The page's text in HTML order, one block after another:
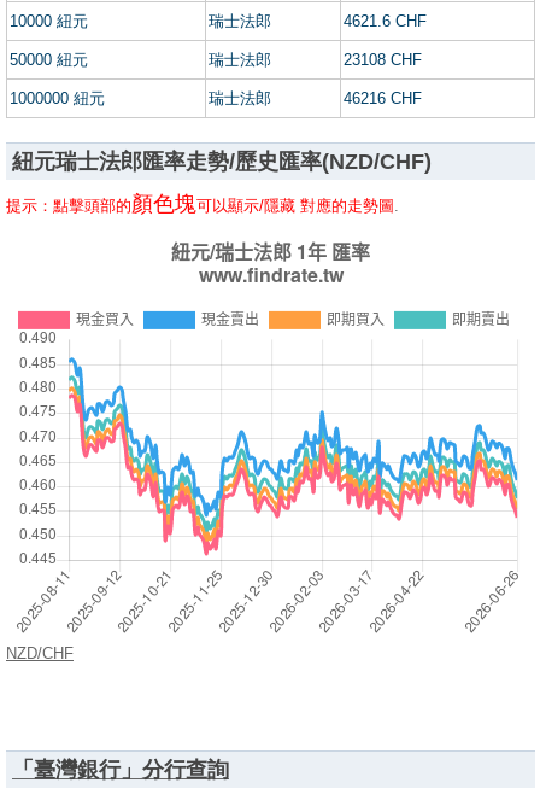
10000 紐元 瑞士法郎 4621.6 CHF
50000 紐元 瑞士法郎 23108 CHF
1000000 紐元 瑞士法郎 46216 CHF
紐元瑞士法郎匯率走勢/歷史匯率(NZD/CHF)
提示：點擊頭部的顏色塊可以顯示/隱藏 對應的走勢圖 .
NZD/CHF
「臺灣銀行」分行查詢